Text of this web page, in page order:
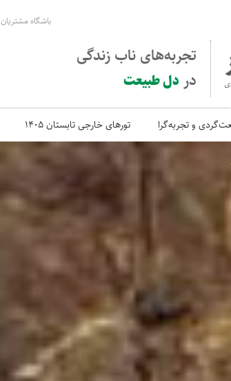
باشگاه مشتریان
تجربه‌های ناب زندگی
در دل طبیعت
و تجربه‌گرا تورهای خارجی تابستان 1405